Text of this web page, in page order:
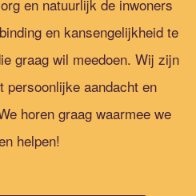
en natuurlijk de inwoners
en kansengelijkheid te
graag wil meedoen. Wij zijn
persoonlijke aandacht en
horen graag waarmee we
helpen!